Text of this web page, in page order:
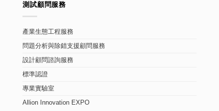
測試顧問服務
產業生態工程服務
問題分析與除錯支援顧問服務
設計顧問諮詢服務
標準認證
專業實驗室
Allion Innovation EXPO